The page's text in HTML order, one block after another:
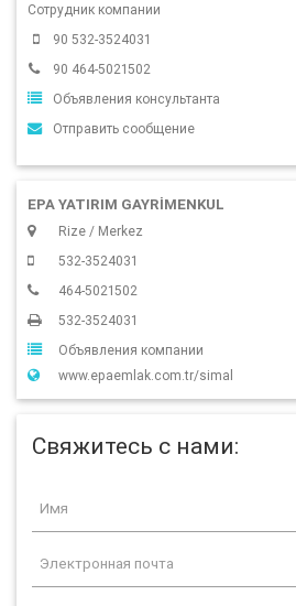
Сотрудник компании
90 532-3524031
90 464-5021502
Объявления консультанта
Отправить сообщение
EPA YATIRIM GAYRİMENKUL
Rize / Merkez
532-3524031
464-5021502
532-3524031
Объявления компании
www.epaemlak.com.tr/simal
Свяжитесь с нами: